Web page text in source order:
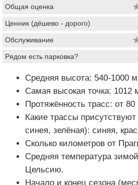
Общая оценка
Ценник (дёшево - дорого)
Обслуживание
Рядом есть парковка?
Средняя высота: 540-1000
Самая высокая точка: 1012
Протяжённость трасс: от
Какие трассы
синея, зелёная): синяя,
Сколько километров от
Средняя температура
Цельсию.
Начало и конец сезона